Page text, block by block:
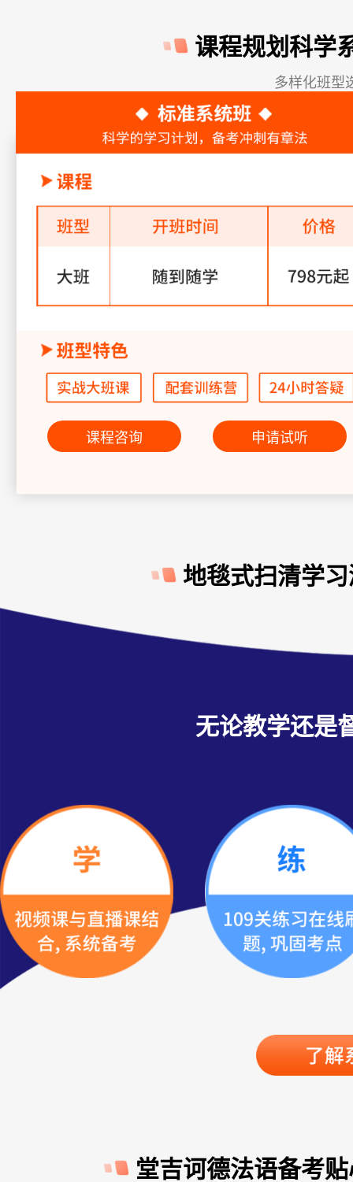
课程规划科学
多样化班
课程咨询 申请试听
地毯式扫清学
无论教学还是
堂吉诃德法语备考